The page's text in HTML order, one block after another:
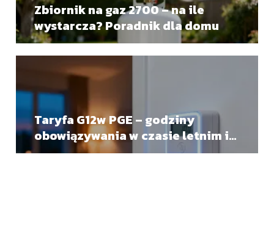
Zbiornik na gaz 2700 – na ile
wystarcza? Poradnik dla domu
Taryfa G12w PGE – godziny
obowiązywania w czasie letnim i
zimowym